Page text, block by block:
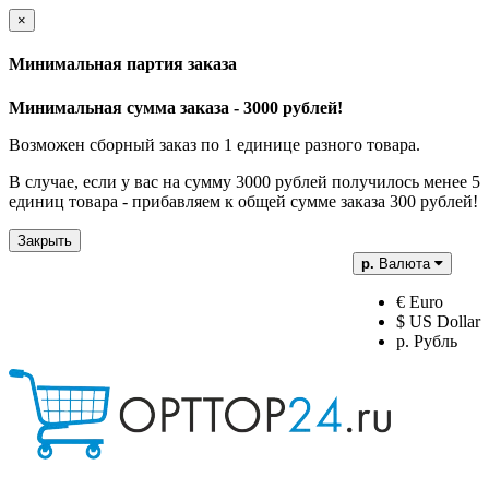
×
Минимальная партия заказа
Минимальная сумма заказа - 3000 рублей!
Возможен сборный заказ по 1 единице разного товара.
В случае, если у вас на сумму 3000 рублей получилось менее 5
единиц товара - прибавляем к общей сумме заказа 300 рублей!
Закрыть
р. Валюта
€ Euro
$ US Dollar
р. Рубль